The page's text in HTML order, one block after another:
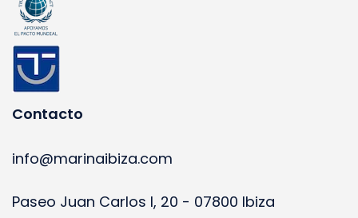
Contacto
info@marinaibiza.com
Paseo Juan Carlos I, 20 - 07800 Ibiza